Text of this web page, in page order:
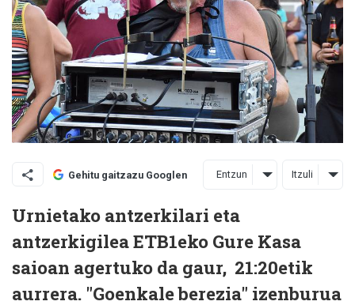
Gehitu gaitzazu Googlen Entzun Itzuli
Urnietako antzerkilari eta
antzerkigilea ETB1eko Gure Kasa
saioan agertuko da gaur, 21:20etik
aurrera. "Goenkale berezia" izenburua